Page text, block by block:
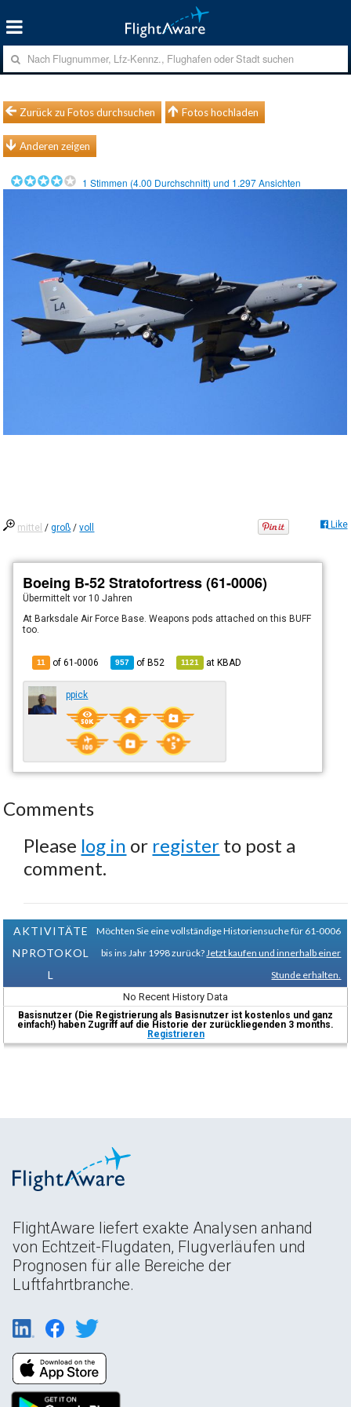
Zurück zu Fotos durchsuchen Fotos hochladen
Anderen zeigen
1 Stimmen (4.00 Durchschnitt) und 1.297Ansichten
mittel /groß /voll Like
Boeing B-52 Stratofortress (61-0006)
Übermitteltvor 10 Jahren
At Barksdale Air Force Base. Weapons pods attached on this BUFF
too.
11 of 61-0006 957 ofB52 1121 atKBAD
ppick
Comments
Please log in or register to post a
comment.
AKTIVITÄTE
NPROTOKOL
L
Möchten Sie eine vollständige Historiensuche für 61-0006
bis ins Jahr 1998 zurück? Jetzt kaufen und innerhalb einer
Stunde erhalten.
No Recent History Data
Basisnutzer (Die Registrierung als Basisnutzer ist kostenlos und ganz
einfach!) haben Zugriff auf die Historie der zurückliegenden 3 months.
Registrieren
FlightAware liefert exakte Analysen anhand
von Echtzeit-Flugdaten, Flugverläufen und
Prognosen für alle Bereiche der
Luftfahrtbranche.